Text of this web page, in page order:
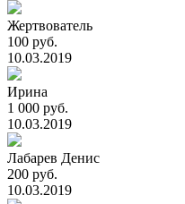
Жертвователь
100 руб.
10.03.2019
Ирина
1 000 руб.
10.03.2019
Лабарев Денис
200 руб.
10.03.2019